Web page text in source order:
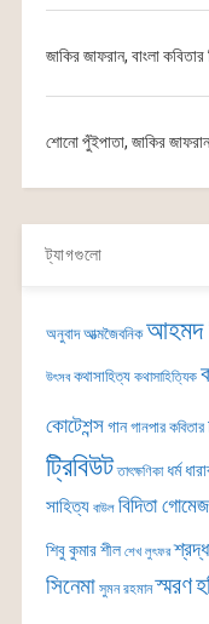
জাকির জাফরান, বাংলা
শোনো পুঁইপাতা, জাকির
ট্যাগগুলো
অনুবাদ আত্মজৈবনিক আহমদ
উৎসব কথাসাহিত্য কথাসাহিত্যিক
কোটেশন্সগান গানপার কবিতার
ট্রিবিউট তাৎক্ষণিকা ধর্ম
সাহিত্য বাউল বিদিতা গোমেজ
শিবু কুমার শীল শেখ লুৎফর
সিনেমা সুমন রহমান স্মরণ